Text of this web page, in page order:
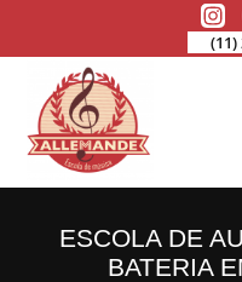
(11)
ESCOLA DE
BATERIA